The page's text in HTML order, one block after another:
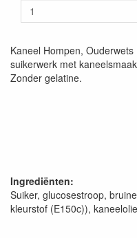
Kaneel Hompen,
suikerwerk met
Zonder gelatine.
Ingrediënten:
Suiker, glucosestroop,
kleurstof (E150c)),